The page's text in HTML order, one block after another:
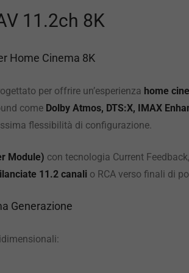
11.2ch 8K
Home Cinema 8K
per offrire un’esperienza home
come Dolby Atmos, DTS:X, IMAX
flessibilità di configurazione.
Module) con tecnologia Current
11.2 canali o RCA verso finali di
Generazione